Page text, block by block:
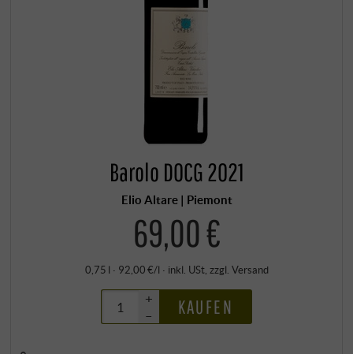
Barolo DOCG 2021
Elio Altare | Piemont
69,00 €
0,75 l · 92,00 €/l · inkl. USt, zzgl. Versand
+
–
KAUFEN